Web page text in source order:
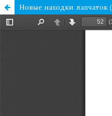
Новые находки лапчаток